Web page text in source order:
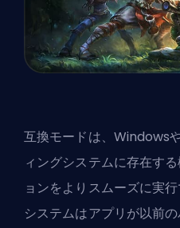
互換モードは、Windows
ィングシステムに存在す
ョンをよりスムーズに実
システムはアプリが以前